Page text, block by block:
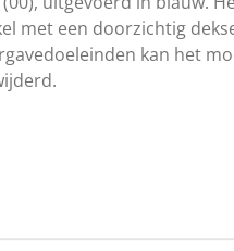
met een doorzichtig
kan het